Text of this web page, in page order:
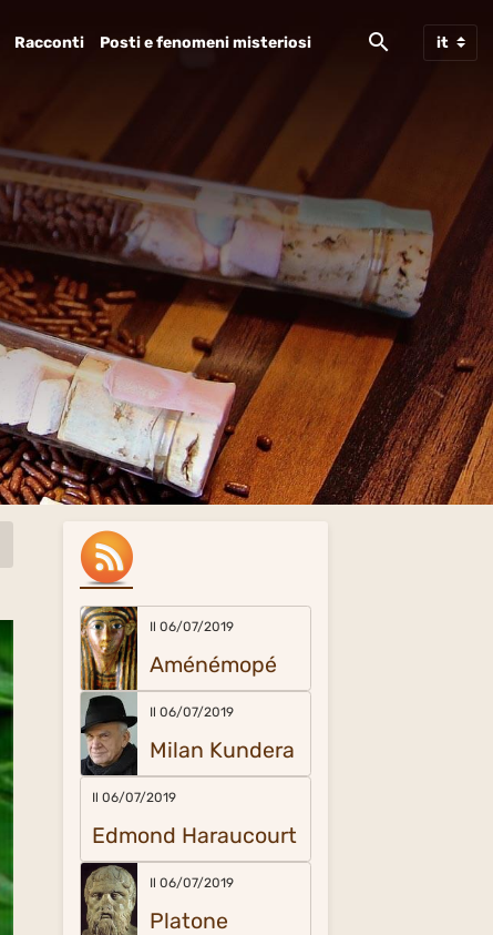
Racconti Posti e fenomeni misteriosi
Il 06/07/2019
Aménémopé
Il 06/07/2019
Milan Kundera
Il 06/07/2019
Edmond Haraucourt
Il 06/07/2019
Platone